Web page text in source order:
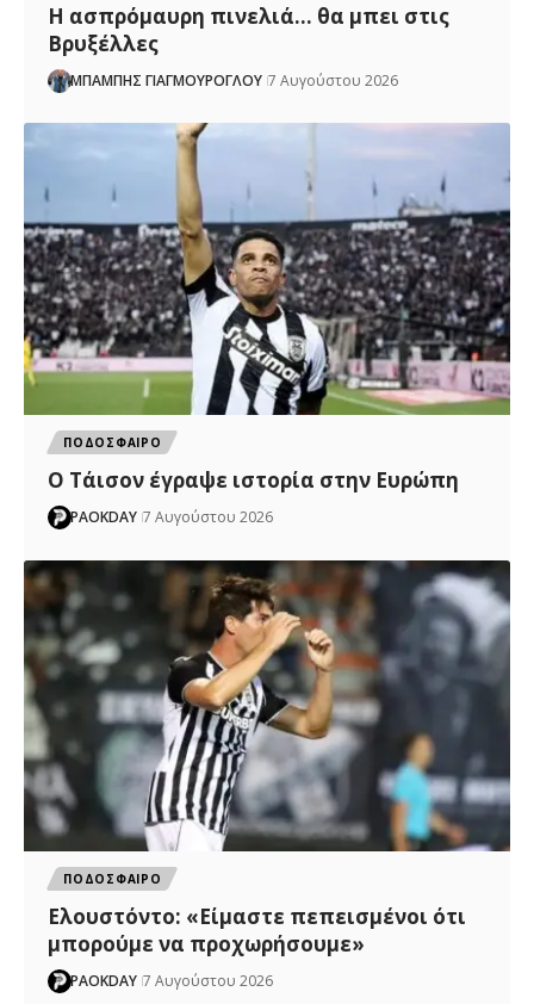
Η ασπρόμαυρη πινελιά… θα μπει στις
Βρυξέλλες
ΜΠΑΜΠΗΣ ΓΙΑΓΜΟΥΡΟΓΛΟΥ 7 Αυγούστου 2026
ΠΟΔΟΣΦΑΙΡΟ
Ο Τάισον έγραψε ιστορία στην Ευρώπη
PAOKDAY 7 Αυγούστου 2026
ΠΟΔΟΣΦΑΙΡΟ
Ελουστόντο: «Είμαστε πεπεισμένοι ότι
μπορούμε να προχωρήσουμε»
PAOKDAY 7 Αυγούστου 2026